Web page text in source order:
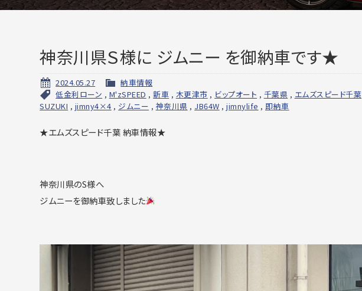
神奈川県Ｓ様に ジムニー を御納車です★
2024.05.27
納車情報
低金利ローン , M'zSPEED ,新車 , 木更津市 , ビップオート , 千葉県 , エムズスピード千葉
SUZUKI , jimny4×4 , ジムニー , 神奈川県 , JB64W ,jimnylife , 即納車
★エムズスピード千葉 納車情報★
神奈川県のS様へ
ジムニーを御納車致しました